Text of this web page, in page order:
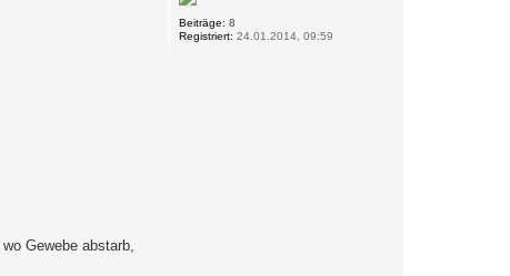
Beiträge: 8
Registriert: 24.01.2014, 09:59
Gewebe abstarb,